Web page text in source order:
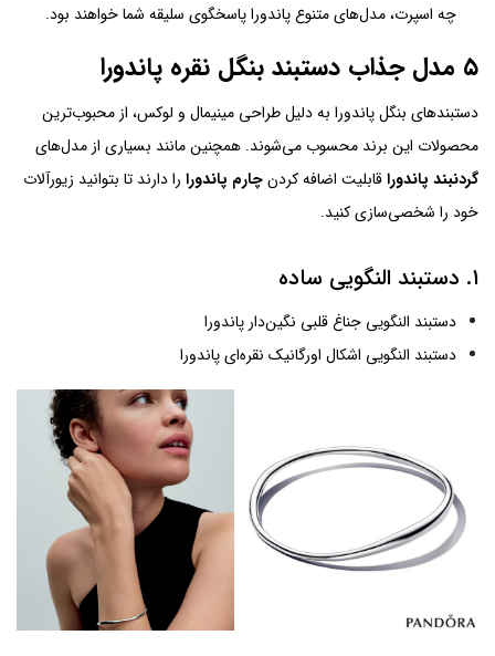
چه اسپرت، مدل‌های متنوع پاندورا پاسخگوی سلیقه شما خواهند بود.
۵ مدل جذاب دستبند بنگل نقره پاندورا
دستبندهای بنگل پاندورا به دلیل طراحی مینیمال و لوکس، از محبوب‌ترین
محصولات این برند محسوب می‌شوند. همچنین مانند بسیاری از مدل‌های
گردنبند پاندوراقابلیت اضافه کردنچارم پاندورا را دارند تا بتوانید زیورآلات
خود را شخصی‌سازی کنید.
۱. دستبند النگویی ساده
دستبند النگویی جناغ قلبی نگین‌دار پاندورا
دستبند النگویی اشکال اورگانیک نقره‌ای پاندورا